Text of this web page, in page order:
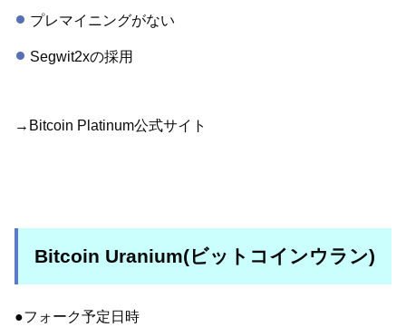
プレマイニングがない
Segwit2xの採用
→Bitcoin Platinum公式サイト
Bitcoin Uranium(ビットコインウラン)
●フォーク予定日時